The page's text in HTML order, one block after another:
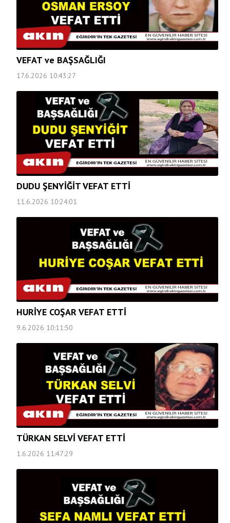
VEFAT ve BAŞSAĞLIĞI
17.6.2026 10:43:27
DUDU ŞENYİĞİT VEFAT ETTİ
11.6.2026 10:24:01
HURİYE COŞAR VEFAT ETTİ
9.6.2026 10:11:50
TÜRKAN SELVİ VEFAT ETTİ
1.6.2026 11:47:29